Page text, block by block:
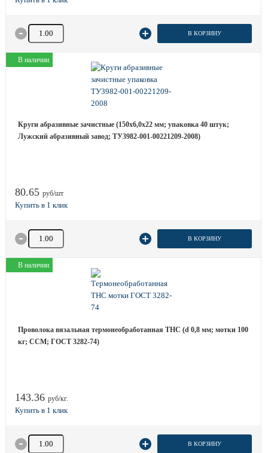
Количество товара В КОРЗИНУ
В наличии
Круги абразивные зачистные (150х6,0х22 мм; упаковка 40 штук;
Лужский абразивный завод; ТУ3982-001-00221209-2008)
80.65 руб/шт
Количество товара В КОРЗИНУ
В наличии
Проволока вязальная термонеобработанная ТНС (d 0,8 мм; мотки 100
кг; ССМ; ГОСТ 3282-74)
143.36 руб/кг.
Количество товара В КОРЗИНУ